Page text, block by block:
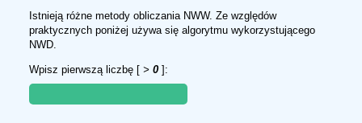
Istnieją różne metody obliczania NWW. Ze względów
praktycznych poniżej używa się algorytmu wykorzystującego
NWD.
Wpisz pierwszą liczbę [ > 0]: